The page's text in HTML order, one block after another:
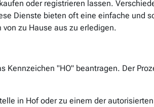
oder registrieren lassen.
Dienste bieten oft eine einfache und
zu Hause aus zu erledigen.
"HO" beantragen. Der
in Hof oder zu einem der